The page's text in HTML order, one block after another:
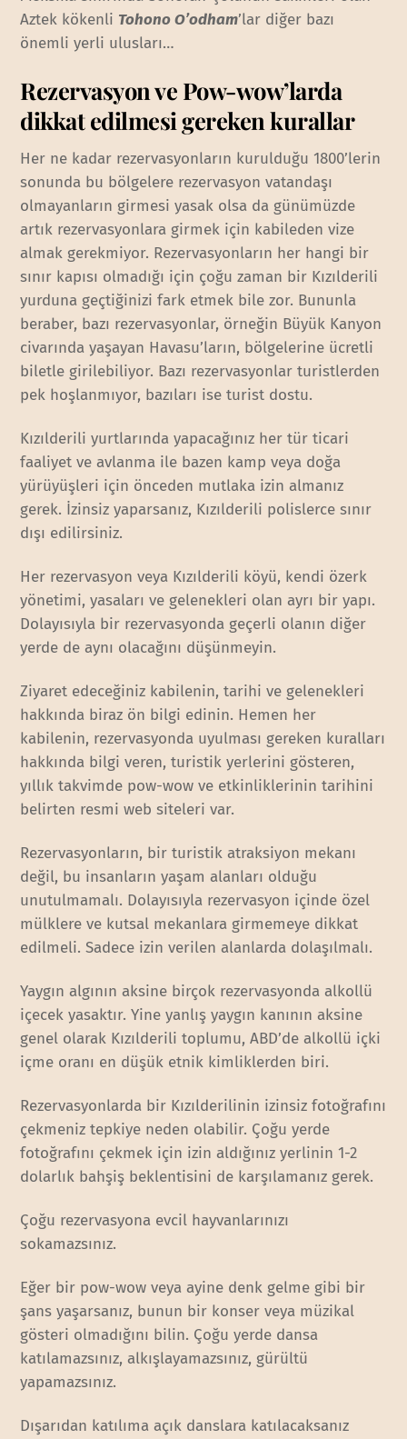
Aztek kökenli Tohono O’odham’lar diğer bazı
önemli yerli ulusları…
Rezervasyon ve Pow-wow’larda
dikkat edilmesi gereken kurallar
Her ne kadar rezervasyonların kurulduğu 1800’lerin
sonunda bu bölgelere rezervasyon vatandaşı
olmayanların girmesi yasak olsa da günümüzde
artık rezervasyonlara girmek için kabileden vize
almak gerekmiyor. Rezervasyonların her hangi bir
sınır kapısı olmadığı için çoğu zaman bir Kızılderili
yurduna geçtiğinizi fark etmek bile zor. Bununla
beraber, bazı rezervasyonlar, örneğin Büyük Kanyon
civarında yaşayan Havasu’ların, bölgelerine ücretli
biletle girilebiliyor. Bazı rezervasyonlar turistlerden
pek hoşlanmıyor, bazıları ise turist dostu.
Kızılderili yurtlarında yapacağınız her tür ticari
faaliyet ve avlanma ile bazen kamp veya doğa
yürüyüşleri için önceden mutlaka izin almanız
gerek. İzinsiz yaparsanız, Kızılderili polislerce sınır
dışı edilirsiniz.
Her rezervasyon veya Kızılderili köyü, kendi özerk
yönetimi, yasaları ve gelenekleri olan ayrı bir yapı.
Dolayısıyla bir rezervasyonda geçerli olanın diğer
yerde de aynı olacağını düşünmeyin.
Ziyaret edeceğiniz kabilenin, tarihi ve gelenekleri
hakkında biraz ön bilgi edinin. Hemen her
kabilenin, rezervasyonda uyulması gereken kuralları
hakkında bilgi veren, turistik yerlerini gösteren,
yıllık takvimde pow-wow ve etkinliklerinin tarihini
belirten resmi web siteleri var.
Rezervasyonların, bir turistik atraksiyon mekanı
değil, bu insanların yaşam alanları olduğu
unutulmamalı. Dolayısıyla rezervasyon içinde özel
mülklere ve kutsal mekanlara girmemeye dikkat
edilmeli. Sadece izin verilen alanlarda dolaşılmalı.
Yaygın algının aksine birçok rezervasyonda alkollü
içecek yasaktır. Yine yanlış yaygın kanının aksine
genel olarak Kızılderili toplumu, ABD’de alkollü içki
içme oranı en düşük etnik kimliklerden biri.
Rezervasyonlarda bir Kızılderilinin izinsiz fotoğrafını
çekmeniz tepkiye neden olabilir. Çoğu yerde
fotoğrafını çekmek için izin aldığınız yerlinin 1-2
dolarlık bahşiş beklentisini de karşılamanız gerek.
Çoğu rezervasyona evcil hayvanlarınızı
sokamazsınız.
Eğer bir pow-wow veya ayine denk gelme gibi bir
şans yaşarsanız, bunun bir konser veya müzikal
gösteri olmadığını bilin. Çoğu yerde dansa
katılamazsınız, alkışlayamazsınız, gürültü
yapamazsınız.
Dışarıdan katılıma açık danslara katılacaksanız